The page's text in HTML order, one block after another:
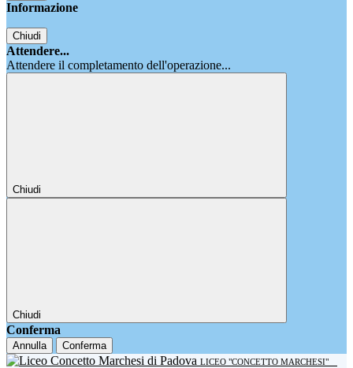
Informazione
Chiudi
Attendere...
Attendere il completamento dell'operazione...
Chiudi
Chiudi
Conferma
Annulla Conferma
LICEO "CONCETTO MARCHESI"